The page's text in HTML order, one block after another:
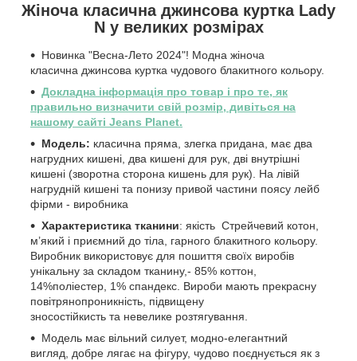
Жіноча класична джинсова куртка Lady
N у великих розмірах
Новинка "Весна-Лето 2024"! Модна жіноча
класична джинсова куртка чудового блакитного кольору.
Докладна інформація про товар і про те, як
правильно визначити свій розмір, дивіться на
нашому сайті Jeans Planet.
Модель: класична пряма, злегка придана, має два
нагрудних кишені, два кишені для рук, дві внутрішні
кишені (зворотна сторона кишень для рук). На лівій
нагрудній кишені та понизу привой частини поясу лейб
фірми - виробника
Характеристика тканини: якість Стрейчевий котон,
м’який і приємний до тіла, гарного блакитного кольору.
Виробник використовує для пошиття своїх виробів
унікальну за складом тканину,- 85% коттон,
14%поліестер, 1% спандекс. Вироби мають прекрасну
повітрянопроникність, підвищену
зносостійкисть та невелике розтягування.
Модель має вільний силует, модно-елегантний
вигляд, добре лягає на фігуру, чудово поєднується як з